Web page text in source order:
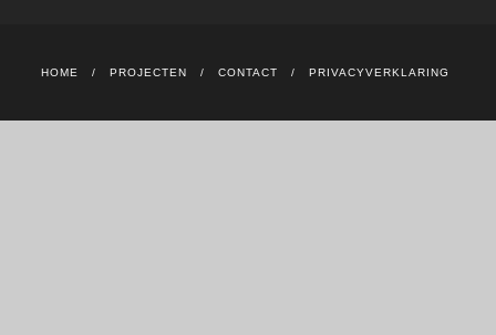
HOME PROJECTEN CONTACT PRIVACYVERKLARING